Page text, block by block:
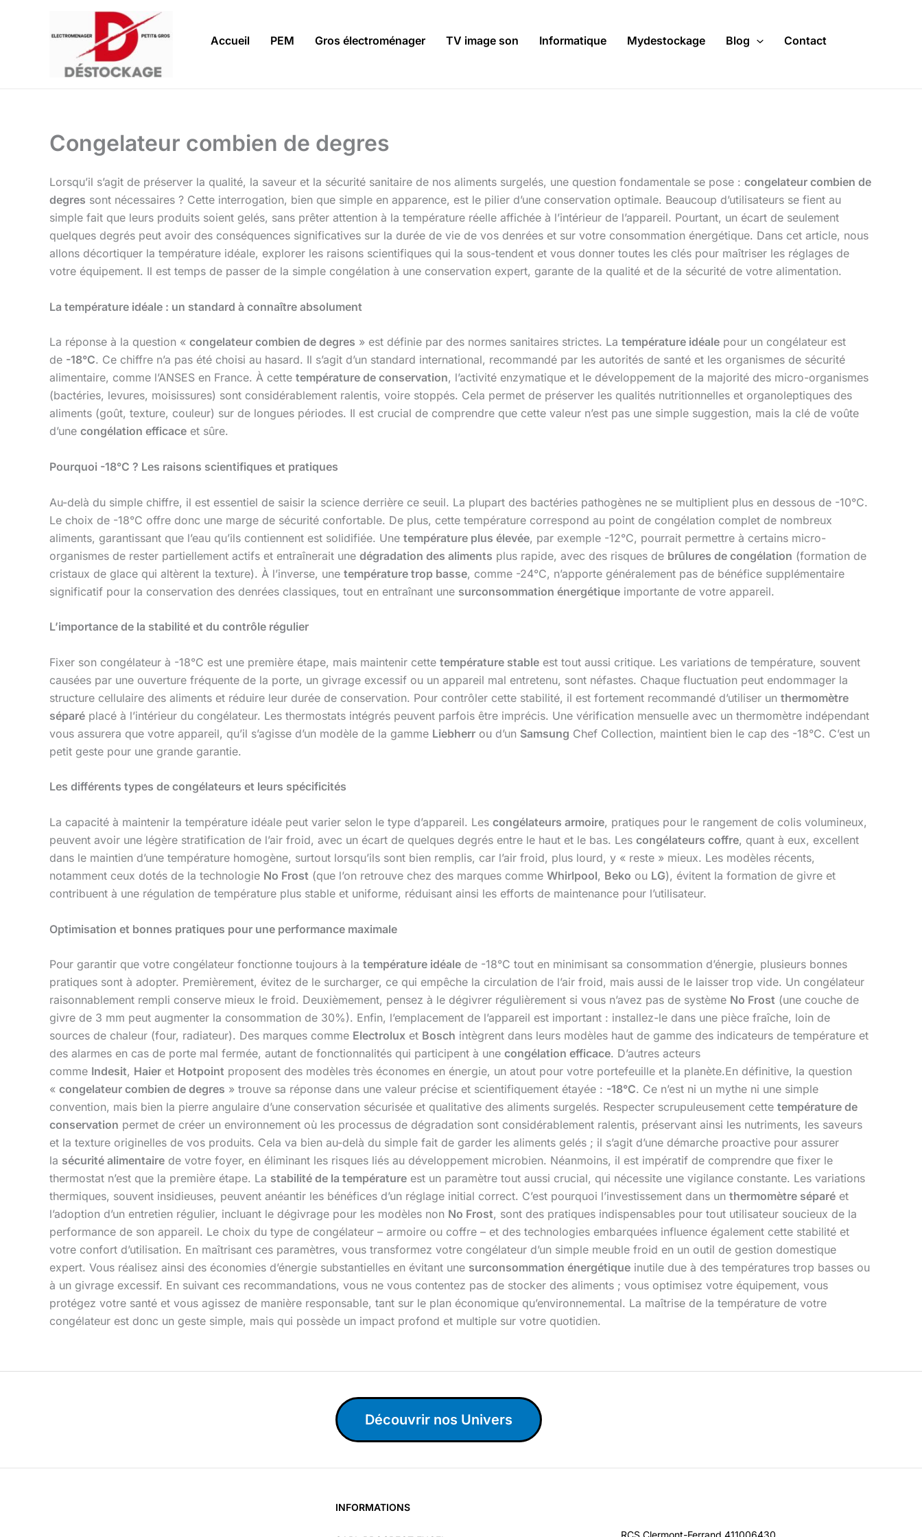
Accueil PEM Gros électroménager TV image son Informatique Mydestockage Blog Contact
Congelateur combien de degres
Lorsqu’il s’agit de préserver la qualité, la saveur et la sécurité sanitaire de nos aliments surgelés, une question fondamentale se pose : congelateur combien de
degres sont nécessaires ? Cette interrogation, bien que simple en apparence, est le pilier d’une conservation optimale. Beaucoup d’utilisateurs se fient au
simple fait que leurs produits soient gelés, sans prêter attention à la température réelle affichée à l’intérieur de l’appareil. Pourtant, un écart de seulement
quelques degrés peut avoir des conséquences significatives sur la durée de vie de vos denrées et sur votre consommation énergétique. Dans cet article, nous
allons décortiquer la température idéale, explorer les raisons scientifiques qui la sous-tendent et vous donner toutes les clés pour maîtriser les réglages de
votre équipement. Il est temps de passer de la simple congélation à une conservation expert, garante de la qualité et de la sécurité de votre alimentation.
La température idéale : un standard à connaître absolument
La réponse à la question « congelateur combien de degres » est définie par des normes sanitaires strictes. La température idéale pour un congélateur est
de -18°C. Ce chiffre n’a pas été choisi au hasard. Il s’agit d’un standard international, recommandé par les autorités de santé et les organismes de sécurité
alimentaire, comme l’ANSES en France. À cette température de conservation, l’activité enzymatique et le développement de la majorité des micro-organismes
(bactéries, levures, moisissures) sont considérablement ralentis, voire stoppés. Cela permet de préserver les qualités nutritionnelles et organoleptiques des
aliments (goût, texture, couleur) sur de longues périodes. Il est crucial de comprendre que cette valeur n’est pas une simple suggestion, mais la clé de voûte
d’une congélation efficace et sûre.
Pourquoi -18°C ? Les raisons scientifiques et pratiques
Au-delà du simple chiffre, il est essentiel de saisir la science derrière ce seuil. La plupart des bactéries pathogènes ne se multiplient plus en dessous de -10°C.
Le choix de -18°C offre donc une marge de sécurité confortable. De plus, cette température correspond au point de congélation complet de nombreux
aliments, garantissant que l’eau qu’ils contiennent est solidifiée. Une température plus élevée, par exemple -12°C, pourrait permettre à certains micro-
organismes de rester partiellement actifs et entraînerait une dégradation des aliments plus rapide, avec des risques de brûlures de congélation (formation de
cristaux de glace qui altèrent la texture). À l’inverse, une température trop basse, comme -24°C, n’apporte généralement pas de bénéfice supplémentaire
significatif pour la conservation des denrées classiques, tout en entraînant une surconsommation énergétique importante de votre appareil.
L’importance de la stabilité et du contrôle régulier
Fixer son congélateur à -18°C est une première étape, mais maintenir cette température stable est tout aussi critique. Les variations de température, souvent
causées par une ouverture fréquente de la porte, un givrage excessif ou un appareil mal entretenu, sont néfastes. Chaque fluctuation peut endommager la
structure cellulaire des aliments et réduire leur durée de conservation. Pour contrôler cette stabilité, il est fortement recommandé d’utiliser un thermomètre
séparé placé à l’intérieur du congélateur. Les thermostats intégrés peuvent parfois être imprécis. Une vérification mensuelle avec un thermomètre indépendant
vous assurera que votre appareil, qu’il s’agisse d’un modèle de la gamme Liebherr ou d’un Samsung Chef Collection, maintient bien le cap des -18°C. C’est un
petit geste pour une grande garantie.
Les différents types de congélateurs et leurs spécificités
La capacité à maintenir la température idéale peut varier selon le type d’appareil. Les congélateurs armoire, pratiques pour le rangement de colis volumineux,
peuvent avoir une légère stratification de l’air froid, avec un écart de quelques degrés entre le haut et le bas. Les congélateurs coffre, quant à eux, excellent
dans le maintien d’une température homogène, surtout lorsqu’ils sont bien remplis, car l’air froid, plus lourd, y « reste » mieux. Les modèles récents,
notamment ceux dotés de la technologie No Frost (que l’on retrouve chez des marques comme Whirlpool, Beko ou LG), évitent la formation de givre et
contribuent à une régulation de température plus stable et uniforme, réduisant ainsi les efforts de maintenance pour l’utilisateur.
Optimisation et bonnes pratiques pour une performance maximale
Pour garantir que votre congélateur fonctionne toujours à la température idéale de -18°C tout en minimisant sa consommation d’énergie, plusieurs bonnes
pratiques sont à adopter. Premièrement, évitez de le surcharger, ce qui empêche la circulation de l’air froid, mais aussi de le laisser trop vide. Un congélateur
raisonnablement rempli conserve mieux le froid. Deuxièmement, pensez à le dégivrer régulièrement si vous n’avez pas de système No Frost (une couche de
givre de 3 mm peut augmenter la consommation de 30%). Enfin, l’emplacement de l’appareil est important : installez-le dans une pièce fraîche, loin de
sources de chaleur (four, radiateur). Des marques comme Electrolux et Bosch intègrent dans leurs modèles haut de gamme des indicateurs de température et
des alarmes en cas de porte mal fermée, autant de fonctionnalités qui participent à une congélation efficace. D’autres acteurs
comme Indesit, Haier et Hotpoint proposent des modèles très économes en énergie, un atout pour votre portefeuille et la planète.En définitive, la question
« congelateur combien de degres » trouve sa réponse dans une valeur précise et scientifiquement étayée : -18°C. Ce n’est ni un mythe ni une simple
convention, mais bien la pierre angulaire d’une conservation sécurisée et qualitative des aliments surgelés. Respecter scrupuleusement cette température de
conservation permet de créer un environnement où les processus de dégradation sont considérablement ralentis, préservant ainsi les nutriments, les saveurs
et la texture originelles de vos produits. Cela va bien au-delà du simple fait de garder les aliments gelés ; il s’agit d’une démarche proactive pour assurer
la sécurité alimentaire de votre foyer, en éliminant les risques liés au développement microbien. Néanmoins, il est impératif de comprendre que fixer le
thermostat n’est que la première étape. La stabilité de la température est un paramètre tout aussi crucial, qui nécessite une vigilance constante. Les variations
thermiques, souvent insidieuses, peuvent anéantir les bénéfices d’un réglage initial correct. C’est pourquoi l’investissement dans un thermomètre séparé et
l’adoption d’un entretien régulier, incluant le dégivrage pour les modèles non No Frost, sont des pratiques indispensables pour tout utilisateur soucieux de la
performance de son appareil. Le choix du type de congélateur – armoire ou coffre – et des technologies embarquées influence également cette stabilité et
votre confort d’utilisation. En maîtrisant ces paramètres, vous transformez votre congélateur d’un simple meuble froid en un outil de gestion domestique
expert. Vous réalisez ainsi des économies d’énergie substantielles en évitant une surconsommation énergétique inutile due à des températures trop basses ou
à un givrage excessif. En suivant ces recommandations, vous ne vous contentez pas de stocker des aliments ; vous optimisez votre équipement, vous
protégez votre santé et vous agissez de manière responsable, tant sur le plan économique qu’environnemental. La maîtrise de la température de votre
congélateur est donc un geste simple, mais qui possède un impact profond et multiple sur votre quotidien.
Découvrir nos Univers
INFORMATIONS